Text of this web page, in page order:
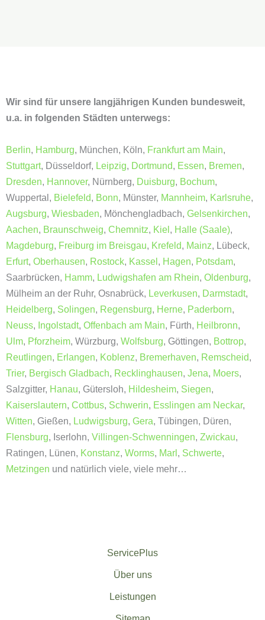
Wir sind für unsere langjährigen Kunden bundesweit,
u.a. in folgenden Städten unterwegs:
Berlin, Hamburg, München, Köln, Frankfurt am Main,
Stuttgart, Düsseldorf, Leipzig, Dortmund, Essen, Bremen,
Dresden, Hannover, Nürnberg, Duisburg, Bochum,
Wuppertal, Bielefeld, Bonn, Münster, Mannheim, Karlsruhe,
Augsburg, Wiesbaden, Mönchengladbach, Gelsenkirchen,
Aachen, Braunschweig, Chemnitz, Kiel , Halle (Saale),
Magdeburg, Freiburg im Breisgau, Krefeld, Mainz, Lübeck,
Erfurt, Oberhausen, Rostock, Kassel , Hagen, Potsdam,
Saarbrücken, Hamm, Ludwigshafen am Rhein, Oldenburg,
Mülheim an der Ruhr, Osnabrück, Leverkusen, Darmstadt,
Heidelberg, Solingen, Regensburg, Herne, Paderborn,
Neuss, Ingolstadt, Offenbach am Main, Fürth, Heilbronn,
Ulm, Pforzheim, Würzburg, Wolfsburg, Göttingen, Bottrop,
Reutlingen, Erlangen, Koblenz, Bremerhaven, Remscheid,
Trier, Bergisch Gladbach, Recklinghausen, Jena, Moers,
Salzgitter, Hanau, Gütersloh, Hildesheim, Siegen,
Kaiserslautern, Cottbus, Schwerin, Esslingen am Neckar,
Witten, Gießen, Ludwigsburg, Gera, Tübingen, Düren,
Flensburg, Iserlohn, Villingen-Schwenningen, Zwickau,
Ratingen, Lünen, Konstanz, Worms, Marl , Schwerte,
Metzingen und natürlich viele, viele mehr…
ServicePlus
Über uns
Leistungen